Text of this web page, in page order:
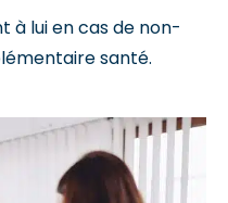
à lui en cas de non-
santé.